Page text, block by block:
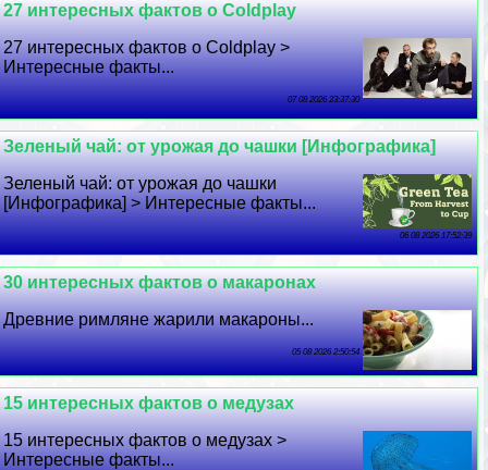
27 интересных фактов о Coldplay
27 интересных фактов о Coldplay >
Интересные факты...
07 08 2026 23:37:30
Зеленый чай: от урожая до чашки [Инфографика]
Зеленый чай: от урожая до чашки
[Инфографика] > Интересные факты...
06 08 2026 17:52:39
30 интересных фактов о макаронах
Древние римляне жарили макароны...
05 08 2026 2:50:54
15 интересных фактов о медузах
15 интересных фактов о медузах >
Интересные факты...